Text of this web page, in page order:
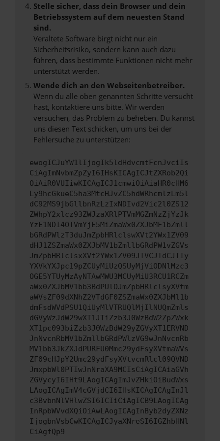
Stelle sicher, dass dein Browser und dein
Betriebssystem auf dem neuesten Stand
sind.
Veraltete Software birgt nicht nur ein
Sicherheitsrisiko, sondern kann auch dazu
führen, dass bestimmte Funktionen nicht mehr
unterstützt werden.
Wende dich an den Webseitenbetreiber.
Wenn du alle oben genannten Schritte versucht
hast, kontaktiere uns bitte. Wir werden
versuchen, das Problem zu beheben. Du kannst
uns diesen Text schicken, um uns bei der
Fehlersuche zu unterstützen:
ewogICJuYW1lIjogIk5ldHdvcmtFcnJvciIs
CiAgImNvbmZpZyI6IHsKICAgICJtZXRob2Qi
OiAiR0VUIiwKICAgICJ1cmwiOiAiaHR0cHM6
Ly9hcGkueC5ha3MtcHJvZC5hdWRhcmlzLm5l
dC92MS9jbGllbnRzLzIxNDIvd2Vic2l0ZS12
ZWhpY2xlcz93ZWJzaXRlPTVmMGZmNzZjYzJk
YzE1NDI4OTVmYjE5MiZmaWx0ZXJbMF1bZmll
bGRdPWlzT3duJmZpbHRlclswXVt2YWx1ZV09
dHJ1ZSZmaWx0ZXJbMV1bZmllbGRdPW1vZGVs
JmZpbHRlclsxXVt2YWx1ZV09JTVCJTdCJTIy
YXVkYXJpc19pZCUyMiUzQSUyMjViODNlMzc3
OGE5YTUyMzAyNTAwMWU3MCUyMiU3RCU1RCZm
aWx0ZXJbMV1bb3BdPUlOJmZpbHRlclsyXVtm
aWVsZF09dXNhZ2VTdGF0ZSZmaWx0ZXJbMl1b
dmFsdWVdPSU1QiUyMlVTRUQlMjIlNUQmZmls
dGVyWzJdW29wXT1JTiZzb3J0WzBdW2ZpZWxk
XT1pc093biZzb3J0WzBdW29yZGVyXT1ERVND
JnNvcnRbMV1bZmllbGRdPWlzVG9wJnNvcnRb
MV1bb3JkZXJdPURFU0Mmc29ydFsyXVtmaWVs
ZF09cHJpY2Umc29ydFsyXVtvcmRlcl09QVND
JmxpbWl0PTIwJnNraXA9MCIsCiAgICAiaGVh
ZGVycyI6IHt9LAogICAgImJvZHkiOiBudWxs
LAogICAgImV4cGVjdCI6IHsKICAgICAgInJl
c3BvbnNlVHlwZSI6ICIiCiAgICB9LAogICAg
InRpbWVvdXQiOiAwLAogICAgInByb2dyZXNz
IjogbnVsbCwKICAgICJyaXNreSI6IGZhbHNl
CiAgfQp9